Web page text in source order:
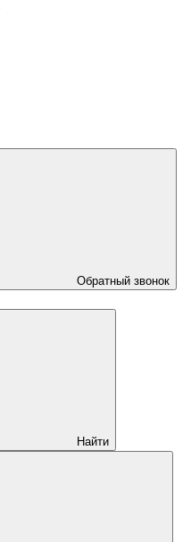
Обратный звонок
Найти